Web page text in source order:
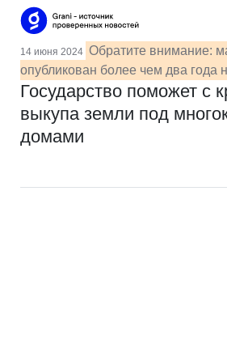
14 июня 2024 Обратите внимание:
опубликован более чем два года
Государство поможет с
выкупа земли под
домами